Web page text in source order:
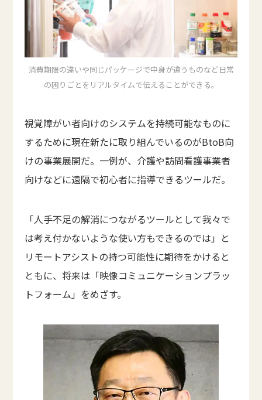
消費期限の違いや同じパッケージで中身が違うものなど日常
の困りごとをリアルタイムで伝えることができる。
視覚障がい者向けのシステムを持続可能なものに
するために現在新たに取り組んでいるのがBtoB向
けの事業展開だ。一例が、介護や訪問看護事業者
向けなどに遠隔で初心者に指導できるツールだ。
「人手不足の解消につながるツールとして我々で
は考え付かないような使い方もできるのでは」と
リモートアシストの持つ可能性に期待をかけると
ともに、将来は「映像コミュニケーションプラッ
トフォーム」をめざす。